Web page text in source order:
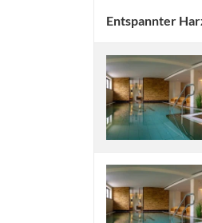
Entspannter